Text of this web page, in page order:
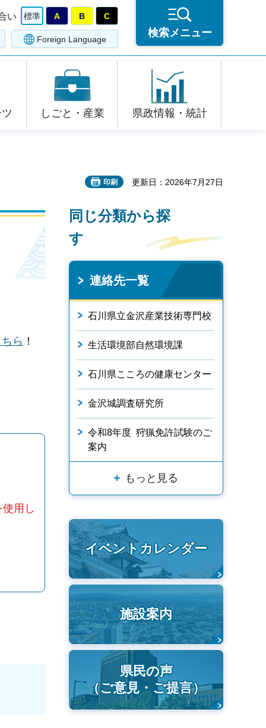
い 標準 A B C
Foreign Language
検索メニュー
しごと・産業 県政情報・統計
印刷 更新日：2026年7月27日
ら ！
用し
同じ分類から探
す
連絡先一覧
石川県立金沢産業技術専門校
生活環境部自然環境課
石川県こころの健康センター
金沢城調査研究所
令和8年度 狩猟免許試験のご
案内
もっと見る
イベントカレンダー
施設案内
県民の声
（ご意見・ご提言）